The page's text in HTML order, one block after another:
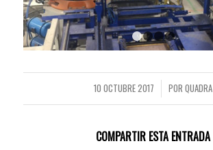
1
10 OCTUBRE 2017
/ PORQUADRA
COMPARTIR ESTA ENTRADA